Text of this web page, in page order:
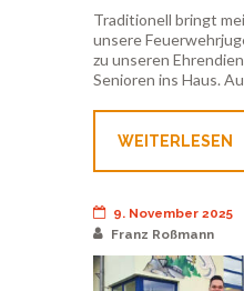
Traditionell bringt
unsere
zu unseren
Senioren ins Haus.
WEITERLESEN
9. November 2025
Franz Roßmann